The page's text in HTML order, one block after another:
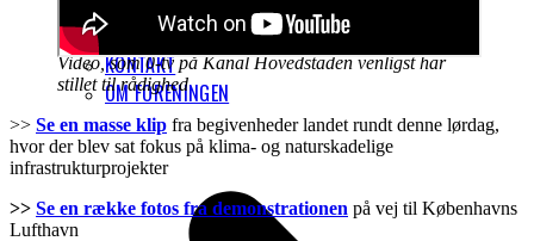
FÅ VORES NYHEDSBREV
KONTAKT
OM FORENINGEN
Video, som 0-tv på Kanal Hovedstaden venligst har
stillet til rådighed
>> Se en masse klip fra begivenheder landet rundt denne lørdag,
hvor der blev sat fokus på klima- og naturskadelige
infrastrukturprojekter
>> Se en række fotos fra demonstrationen på vej til Københavns
Lufthavn